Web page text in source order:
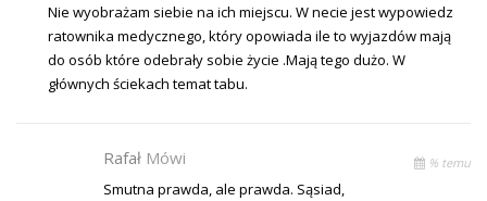
Nie wyobrażam siebie na ich miejscu. W necie jest wypowiedz
ratownika medycznego, który opowiada ile to wyjazdów mają
do osób które odebrały sobie życie .Mają tego dużo. W
głównych ściekach temat tabu.
Rafał Mówi % temu
Smutna prawda, ale prawda. Sąsiad,